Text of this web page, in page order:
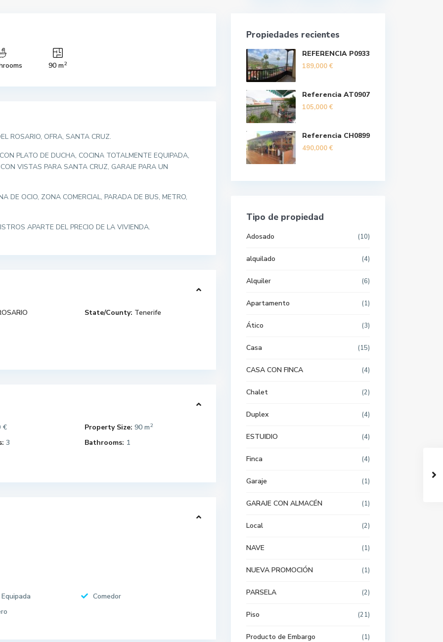
90 m2
ROSARIO, OFRA, SANTA CRUZ.
PLATO DE DUCHA, COCINA TOTALMENTE EQUIPADA,
VISTAS PARA SANTA CRUZ, GARAJE PARA UN
DE OCIO, ZONA COMERCIAL, PARADA DE BUS, METRO,
APARTE DEL PRECIO DE LA VIVIENDA.
State/County: Tenerife
€ Property Size: 90 m2
3 Bathrooms: 1
Comedor
Propiedades recientes
REFERENCIA P0933
189,000 €
Referencia AT0907
105,000 €
Referencia CH0899
490,000 €
Tipo de propiedad
Adosado (10)
alquilado (4)
Alquiler (6)
Apartamento (1)
Ático (3)
Casa (15)
CASA CON FINCA (4)
Chalet (2)
Duplex (4)
ESTUIDIO (4)
Finca (4)
Garaje (1)
GARAJE CON ALMACÉN (1)
Local (2)
NAVE (1)
NUEVA PROMOCIÓN (1)
PARSELA (2)
Piso (21)
Producto de Embargo (1)